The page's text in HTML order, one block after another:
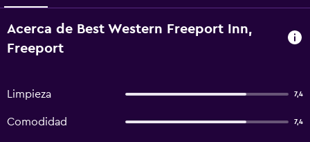
Acerca de Best Western Freeport Inn,
Freeport
Limpieza 7,4
Comodidad 7,4